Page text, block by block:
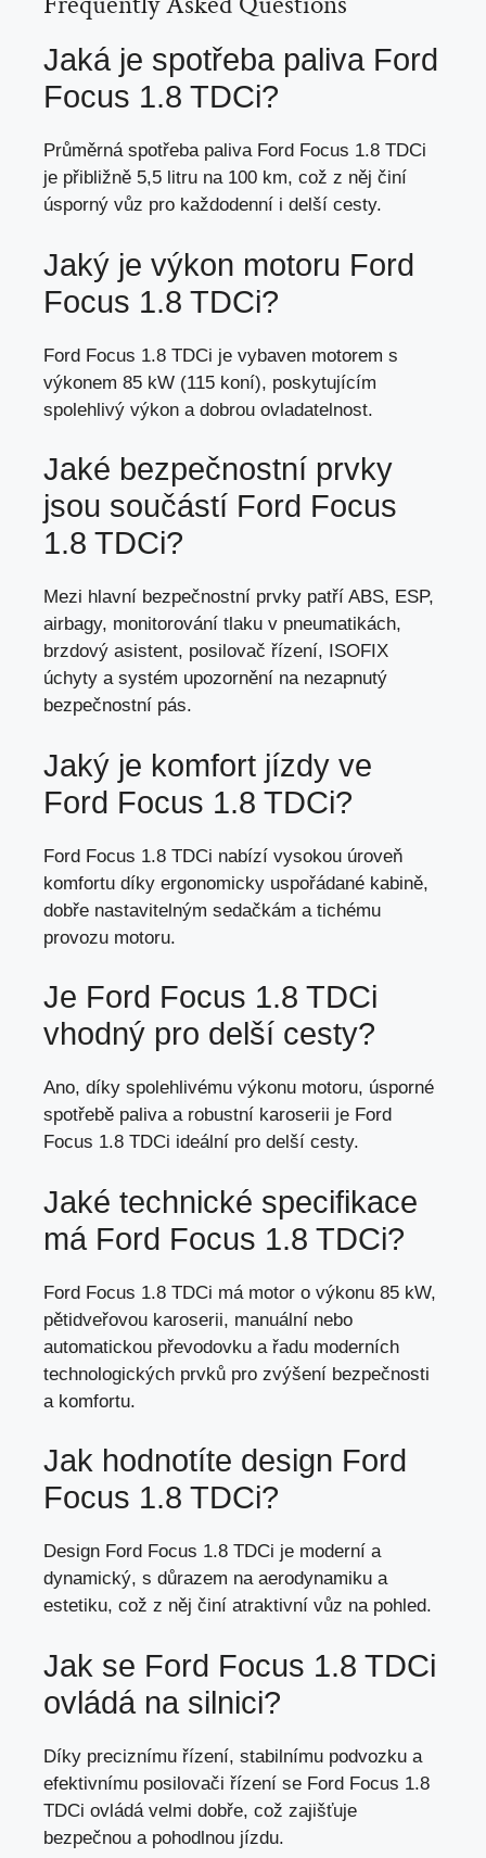
Jaká je spotřeba paliva Ford
Focus 1.8 TDCi?
Průměrná spotřeba paliva Ford Focus 1.8 TDCi
je přibližně 5,5 litru na 100 km, což z něj činí
úsporný vůz pro každodenní i delší cesty.
Jaký je výkon motoru Ford
Focus 1.8 TDCi?
Ford Focus 1.8 TDCi je vybaven motorem s
výkonem 85 kW (115 koní), poskytujícím
spolehlivý výkon a dobrou ovladatelnost.
Jaké bezpečnostní prvky
jsou součástí Ford Focus
1.8 TDCi?
Mezi hlavní bezpečnostní prvky patří ABS, ESP,
airbagy, monitorování tlaku v pneumatikách,
brzdový asistent, posilovač řízení, ISOFIX
úchyty a systém upozornění na nezapnutý
bezpečnostní pás.
Jaký je komfort jízdy ve
Ford Focus 1.8 TDCi?
Ford Focus 1.8 TDCi nabízí vysokou úroveň
komfortu díky ergonomicky uspořádané kabině,
dobře nastavitelným sedačkám a tichému
provozu motoru.
Je Ford Focus 1.8 TDCi
vhodný pro delší cesty?
Ano, díky spolehlivému výkonu motoru, úsporné
spotřebě paliva a robustní karoserii je Ford
Focus 1.8 TDCi ideální pro delší cesty.
Jaké technické specifikace
má Ford Focus 1.8 TDCi?
Ford Focus 1.8 TDCi má motor o výkonu 85 kW,
pětidveřovou karoserii, manuální nebo
automatickou převodovku a řadu moderních
technologických prvků pro zvýšení bezpečnosti
a komfortu.
Jak hodnotíte design Ford
Focus 1.8 TDCi?
Design Ford Focus 1.8 TDCi je moderní a
dynamický, s důrazem na aerodynamiku a
estetiku, což z něj činí atraktivní vůz na pohled.
Jak se Ford Focus 1.8 TDCi
ovládá na silnici?
Díky preciznímu řízení, stabilnímu podvozku a
efektivnímu posilovači řízení se Ford Focus 1.8
TDCi ovládá velmi dobře, což zajišťuje
bezpečnou a pohodlnou jízdu.